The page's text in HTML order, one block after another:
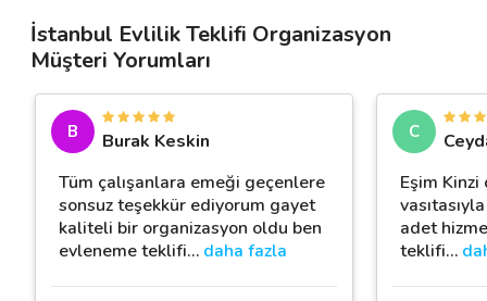
İstanbul Evlilik Teklifi Organizasyon
Müşteri Yorumları
B
Burak Keskin
Tüm çalışanlara emeği geçenlere
sonsuz teşekkür ediyorum gayet
kaliteli bir organizasyon oldu ben
evleneme teklifi… daha fazla
C
Eşim
adet
teklifi…